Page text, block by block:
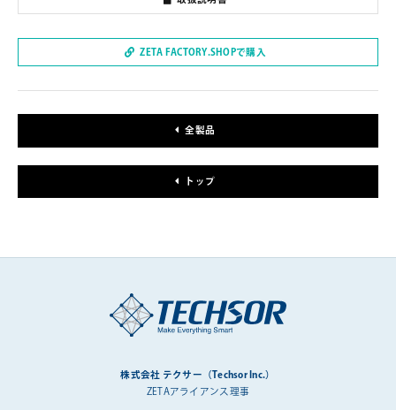
ZETA FACTORY.SHOPで購入
全製品
トップ
株式会社 テクサー（Techsor Inc.）
ZETAアライアンス理事